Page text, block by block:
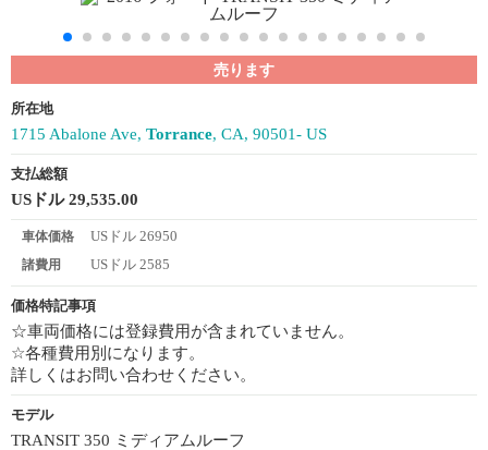
売ります
所在地
1715 Abalone Ave, Torrance, CA, 90501- US
支払総額
USドル 29,535.00
車体価格 USドル 26950
諸費用 USドル 2585
価格特記事項
☆車両価格には登録費用が含まれていません。
☆各種費用別になります。
詳しくはお問い合わせください。
モデル
TRANSIT 350 ミディアムルーフ